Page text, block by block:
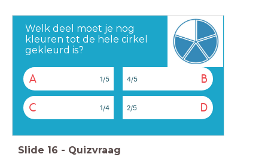
Welk deel moet je nog
kleuren tot de hele cirkel
gekleurd is?
A 1/5 B
4/5
C 1/4 D
2/5
Slide 16 - Quizvraag